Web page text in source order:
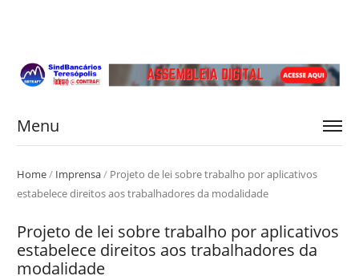
Menu
Home/ Imprensa/ Projeto de lei sobre trabalho por aplicativos
estabelece direitos aos trabalhadores da modalidade
Projeto de lei sobre trabalho por aplicativos
estabelece direitos aos trabalhadores da
modalidade